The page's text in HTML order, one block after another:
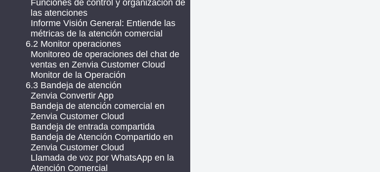
Funciones de control y organización de
las atenciones
Informe Visión General: Entiende las
métricas de la atención comercial
6.2 Monitor operaciones
Monitoreo de operaciones del chat de
ventas en Zenvia Customer Cloud
Monitor de la Operación
6.3 Bandeja de atención
Zenvia Convertir App
Bandeja de atención comercial en
Zenvia Customer Cloud
Bandeja de entrada compartida
Bandeja de Atención Compartido en
Zenvia Customer Cloud
Llamada de voz por WhatsApp en la
Atención Comercial